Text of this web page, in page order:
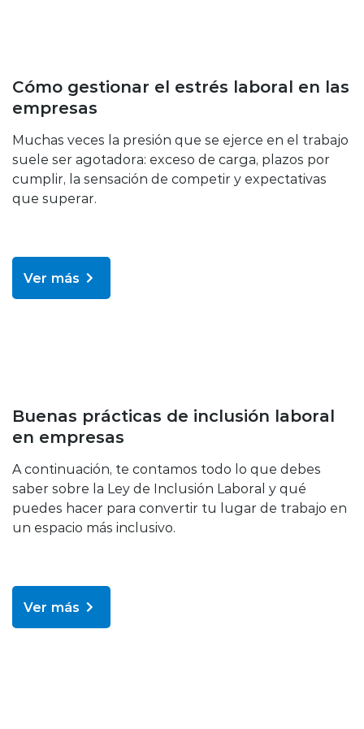
Cómo gestionar el estrés laboral en las
empresas
Muchas veces la presión que se ejerce en el trabajo
suele ser agotadora: exceso de carga, plazos por
cumplir, la sensación de competir y expectativas
que superar.
Ver más
Buenas prácticas de inclusión laboral
en empresas
A continuación, te contamos todo lo que debes
saber sobre la Ley de Inclusión Laboral y qué
puedes hacer para convertir tu lugar de trabajo en
un espacio más inclusivo.
Ver más